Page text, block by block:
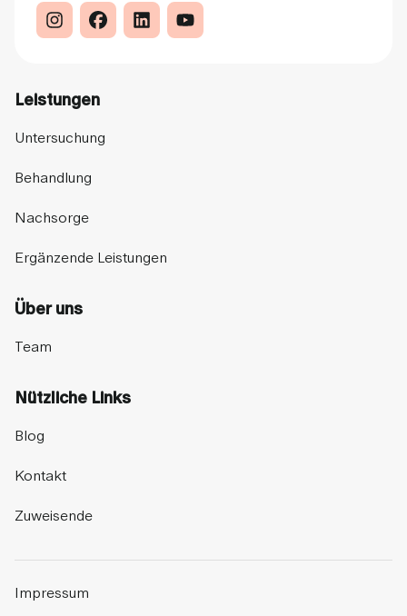
Leistungen
Untersuchung
Behandlung
Nachsorge
Ergänzende Leistungen
Über uns
Team
Nützliche Links
Blog
Kontakt
Zuweisende
Impressum